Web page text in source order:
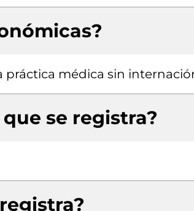
práctica médica sin
se registra?